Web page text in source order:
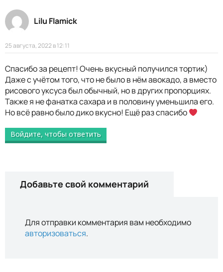
Lilu Flamick
25 августа, 2022 в 12:11
Спасибо за рецепт! Очень вкусный получился тортик)
Даже с учётом того, что не было в нём авокадо, а вместо
рисового уксуса был обычный, но в других пропорциях.
Также я не фанатка сахара и в половину уменьшила его.
Но всё равно было дико вкусно! Ещё раз спасибо
Войдите, чтобы ответить
Добавьте свой комментарий
Для отправки комментария вам необходимо
авторизоваться.